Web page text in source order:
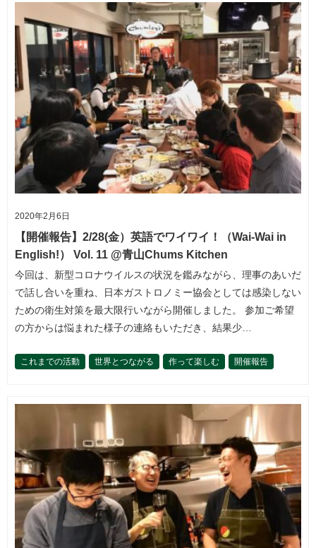
2020年2月6日
【開催報告】2/28(金）英語でワイワイ！（Wai-Wai in
English!） Vol. 11 @青山Chums Kitchen
今回は、新型コロナウイルスの状況を鑑みながら、理事のあいだ
で話し合いを重ね、日本ガストロノミー協会としては感染しない
ための衛生対策を最大限行いながら開催しました。 参加ご希望
の方からは悩まれた様子の連絡もいただき、結果少…
これまでの活動 世界とつながる 作って楽しむ 開催報告